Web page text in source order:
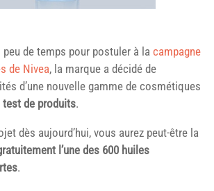
de temps pour postuler à la campagne
de Nivea, la marque a décidé de
d’une nouvelle gamme de cosmétiques
test de produits.
dès aujourd’hui, vous aurez peut-être la
l’une des 600 huiles
.